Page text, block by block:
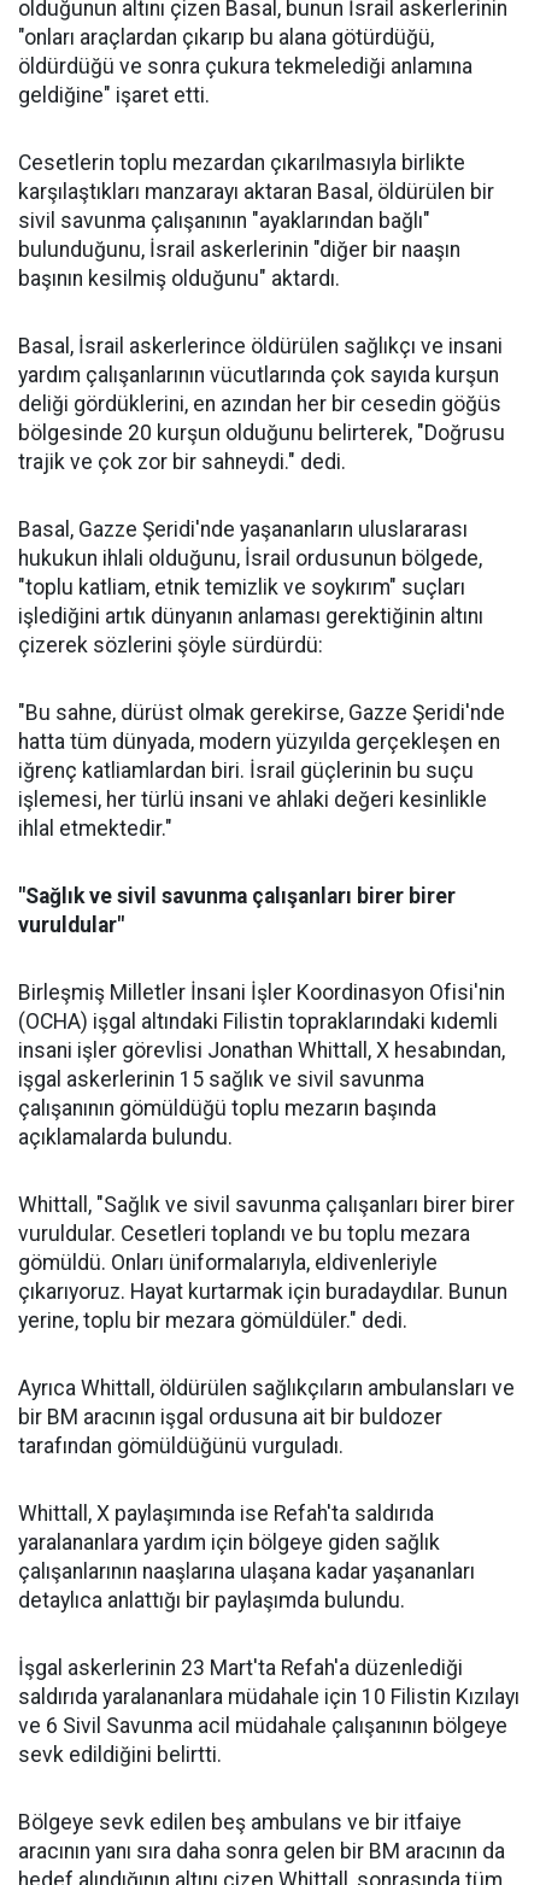
olduğunun altını çizen Basal, bunun İsrail askerlerinin
"onları araçlardan çıkarıp bu alana götürdüğü,
öldürdüğü ve sonra çukura tekmelediği anlamına
geldiğine" işaret etti.
Cesetlerin toplu mezardan çıkarılmasıyla birlikte
karşılaştıkları manzarayı aktaran Basal, öldürülen bir
sivil savunma çalışanının "ayaklarından bağlı"
bulunduğunu, İsrail askerlerinin "diğer bir naaşın
başının kesilmiş olduğunu" aktardı.
Basal, İsrail askerlerince öldürülen sağlıkçı ve insani
yardım çalışanlarının vücutlarında çok sayıda kurşun
deliği gördüklerini, en azından her bir cesedin göğüs
bölgesinde 20 kurşun olduğunu belirterek, "Doğrusu
trajik ve çok zor bir sahneydi." dedi.
Basal, Gazze Şeridi'nde yaşananların uluslararası
hukukun ihlali olduğunu, İsrail ordusunun bölgede,
"toplu katliam, etnik temizlik ve soykırım" suçları
işlediğini artık dünyanın anlaması gerektiğinin altını
çizerek sözlerini şöyle sürdürdü:
"Bu sahne, dürüst olmak gerekirse, Gazze Şeridi'nde
hatta tüm dünyada, modern yüzyılda gerçekleşen en
iğrenç katliamlardan biri. İsrail güçlerinin bu suçu
işlemesi, her türlü insani ve ahlaki değeri kesinlikle
ihlal etmektedir."
"Sağlık ve sivil savunma çalışanları birer birer
vuruldular"
Birleşmiş Milletler İnsani İşler Koordinasyon Ofisi'nin
(OCHA) işgal altındaki Filistin topraklarındaki kıdemli
insani işler görevlisi Jonathan Whittall, X hesabından,
işgal askerlerinin 15 sağlık ve sivil savunma
çalışanının gömüldüğü toplu mezarın başında
açıklamalarda bulundu.
Whittall, "Sağlık ve sivil savunma çalışanları birer birer
vuruldular. Cesetleri toplandı ve bu toplu mezara
gömüldü. Onları üniformalarıyla, eldivenleriyle
çıkarıyoruz. Hayat kurtarmak için buradaydılar. Bunun
yerine, toplu bir mezara gömüldüler." dedi.
Ayrıca Whittall, öldürülen sağlıkçıların ambulansları ve
bir BM aracının işgal ordusuna ait bir buldozer
tarafından gömüldüğünü vurguladı.
Whittall, X paylaşımında ise Refah'ta saldırıda
yaralananlara yardım için bölgeye giden sağlık
çalışanlarının naaşlarına ulaşana kadar yaşananları
detaylıca anlattığı bir paylaşımda bulundu.
İşgal askerlerinin 23 Mart'ta Refah'a düzenlediği
saldırıda yaralananlara müdahale için 10 Filistin Kızılayı
ve 6 Sivil Savunma acil müdahale çalışanının bölgeye
sevk edildiğini belirtti.
Bölgeye sevk edilen beş ambulans ve bir itfaiye
aracının yanı sıra daha sonra gelen bir BM aracının da